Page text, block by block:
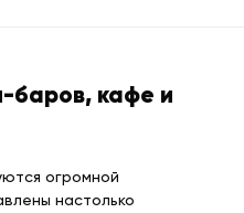
баров, кафе и
огромной
настолько